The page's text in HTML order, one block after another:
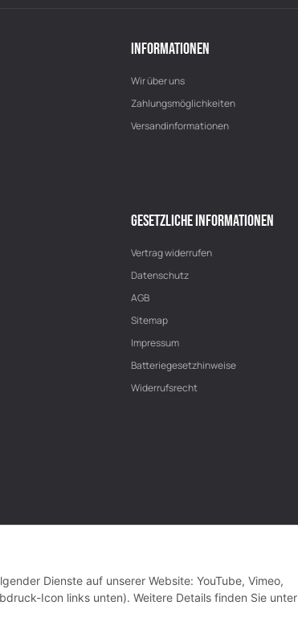
INFORMATIONEN
Wir über uns
Zahlungsmöglichkeiten
Versandinformationen
GESETZLICHE INFORMATIONEN
Vertrag widerrufen
Datenschutz
AGB
Sitemap
Impressum
Batteriegesetzhinweise
Widerrufsrecht
Dienste auf unserer Website: YouTube, Vimeo,
Icon links unten). Weitere Details finden Sie unter